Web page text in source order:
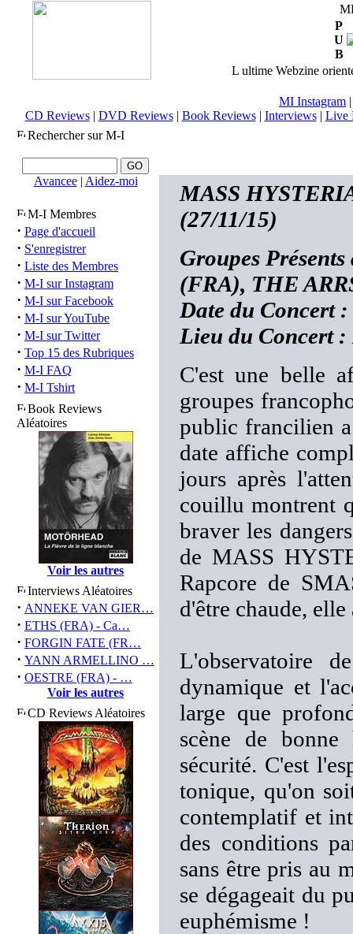
P
U
B
L ultime Webzine
MI Instagram
CD Reviews| DVD Reviews| Book Reviews| Interviews| Live
Rechercher sur M-I
Avancee| Aidez-moi
M-I Membres
· Page d'accueil
· S'enregistrer
· Liste des Membres
· M-I sur Instagram
· M-I sur Facebook
· M-I sur YouTube
· M-I sur Twitter
· Top 15 des Rubriques
· M-I FAQ
· M-I Tshirt
Book Reviews
Aléatoires
Voir les autres
Interviews Aléatoires
· ANNEKE VAN GIER…
· ETHS (FRA) - Ca…
· FORGIN FATE (FR…
· YANN ARMELLINO …
· OESTRE (FRA) - …
Voir les autres
CD Reviews Aléatoires
MASS
(27/11/15)
Groupes
(FRA), THE
Date du Concert
Lieu du Concert
C'est une belle
groupes
public francilien
date affiche
jours après
couillu montrent
braver les
de MASS
Rapcore de
d'être chaude,
L'observatoire
dynamique et
large que
scène de
sécurité. C'est
tonique, qu'on
contemplatif et
des conditions
sans être pris au
se dégageait du
euphémisme !